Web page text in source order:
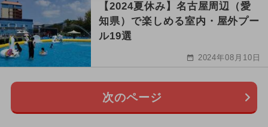
【2024夏休み】名古屋周辺（愛
知県）で楽しめる室内・屋外プー
ル19選
2024年08月10日
次のページ